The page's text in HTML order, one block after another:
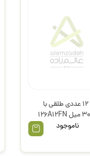
آبرنگ 12 عددی طلقی با
قلمو 30 میل 126A12FN
ناموجود